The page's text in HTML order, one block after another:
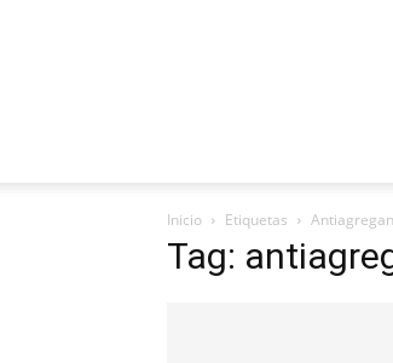
Inicio Etiquetas
Tag: